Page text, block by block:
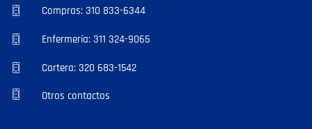
Compras: 310 833-6344
Enfermería: 311 324-9065
Cartera: 320 683-1542
Otros contactos